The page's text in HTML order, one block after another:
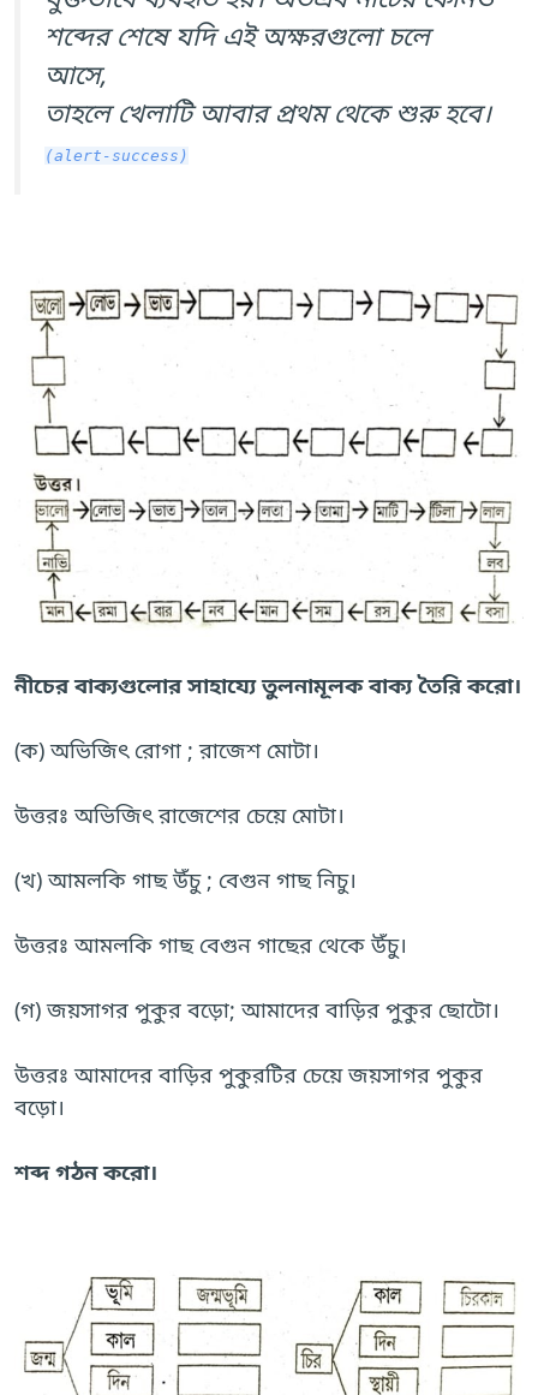
শব্দের শেষে যদি এই অক্ষরগুলো চলে
আসে,
তাহলে খেলাটি আবার প্রথম থেকে শুরু হবে।
(alert-success)
নীচের বাক্যগুলোর সাহায্যে তুলনামূলক বাক্য তৈরি করো।
(ক) অভিজিৎ রোগা ; রাজেশ মোটা।
উত্তরঃ অভিজিৎ রাজেশের চেয়ে মোটা।
(খ) আমলকি গাছ উঁচু ; বেগুন গাছ নিচু।
উত্তরঃ আমলকি গাছ বেগুন গাছের থেকে উঁচু।
(গ) জয়সাগর পুকুর বড়ো; আমাদের বাড়ির পুকুর ছোটো।
উত্তরঃ আমাদের বাড়ির পুকুরটির চেয়ে জয়সাগর পুকুর
বড়ো।
শব্দ গঠন করো।